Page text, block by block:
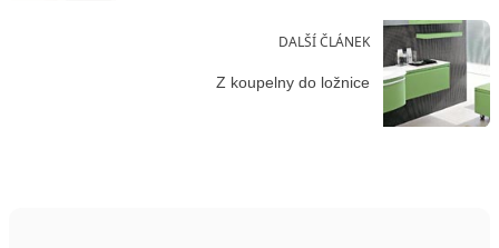
DALŠÍ ČLÁNEK
Z koupelny do ložnice